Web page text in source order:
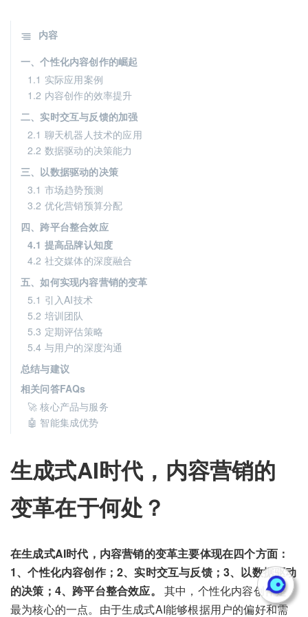
生成式AI时代，内容营销的
变革在于何处？
在生成式AI时代，内容营销的变革主要体现在四个方面：
1、个性化内容创作；2、实时交互与反馈；3、以数据驱动
的决策；4、跨平台整合效应。
其中，个性化内容创作是
最为核心的一点。由于生成式AI能够根据用户的偏好和需
内容
一、个性化内容创作的崛起
1.1 实际应用案例
1.2 内容创作的效率提升
二、实时交互与反馈的加强
2.1 聊天机器人技术的应用
2.2 数据驱动的决策能力
三、以数据驱动的决策
3.1 市场趋势预测
3.2 优化营销预算分配
四、跨平台整合效应
4.1 提高品牌认知度
4.2 社交媒体的深度融合
五、如何实现内容营销的变革
5.1 引入AI技术
5.2 培训团队
5.3 定期评估策略
5.4 与用户的深度沟通
总结与建议
相关问答FAQs
🚀 核心产品与服务
🤖 智能集成优势